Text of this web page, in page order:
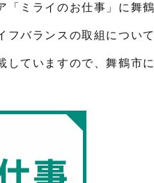
ミライのお仕事」に舞
バランスの取組について
ていますので、舞鶴市